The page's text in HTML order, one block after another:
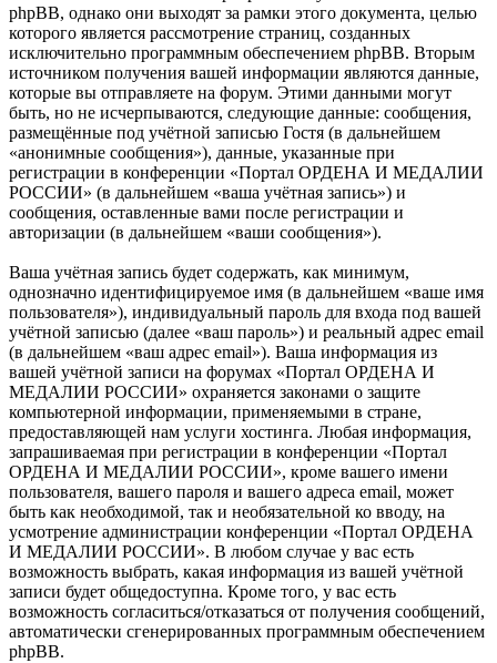
phpBB, однако они выходят за рамки этого документа, целью
которого является рассмотрение страниц, созданных
исключительно программным обеспечением phpBB. Вторым
источником получения вашей информации являются данные,
которые вы отправляете на форум. Этими данными могут
быть, но не исчерпываются, следующие данные: сообщения,
размещённые под учётной записью Гостя (в дальнейшем
«анонимные сообщения»), данные, указанные при
регистрации в конференции «Портал ОРДЕНА И МЕДАЛИИ
РОССИИ» (в дальнейшем «ваша учётная запись») и
сообщения, оставленные вами после регистрации и
авторизации (в дальнейшем «ваши сообщения»).
Ваша учётная запись будет содержать, как минимум,
однозначно идентифицируемое имя (в дальнейшем «ваше имя
пользователя»), индивидуальный пароль для входа под вашей
учётной записью (далее «ваш пароль») и реальный адрес email
(в дальнейшем «ваш адрес email»). Ваша информация из
вашей учётной записи на форумах «Портал ОРДЕНА И
МЕДАЛИИ РОССИИ» охраняется законами о защите
компьютерной информации, применяемыми в стране,
предоставляющей нам услуги хостинга. Любая информация,
запрашиваемая при регистрации в конференции «Портал
ОРДЕНА И МЕДАЛИИ РОССИИ», кроме вашего имени
пользователя, вашего пароля и вашего адреса email, может
быть как необходимой, так и необязательной ко вводу, на
усмотрение администрации конференции «Портал ОРДЕНА
И МЕДАЛИИ РОССИИ». В любом случае у вас есть
возможность выбрать, какая информация из вашей учётной
записи будет общедоступна. Кроме того, у вас есть
возможность согласиться/отказаться от получения сообщений,
автоматически сгенерированных программным обеспечением
phpBB.